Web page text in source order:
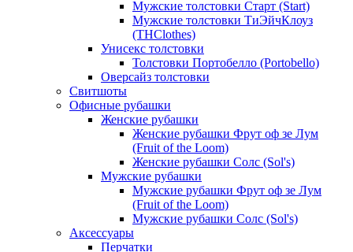
Мужские толстовки Старт (Start)
Мужские толстовки ТиЭйчКлоуз
(THClothes)
Унисекс толстовки
Толстовки Портобелло (Portobello)
Оверсайз толстовки
Свитшоты
Офисные рубашки
Женские рубашки
Женские рубашки Фрут оф зе Лум
(Fruit of the Loom)
Женские рубашки Солс (Sol's)
Мужские рубашки
Мужские рубашки Фрут оф зе Лум
(Fruit of the Loom)
Мужские рубашки Солс (Sol's)
Аксессуары
Перчатки